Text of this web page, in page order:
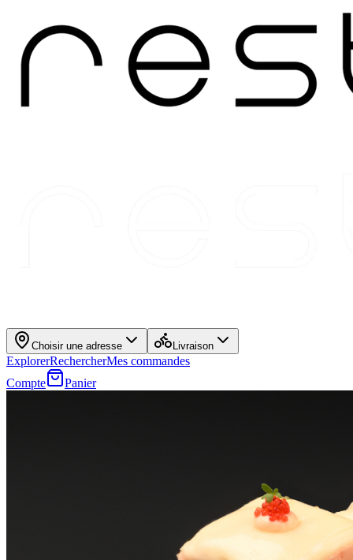
Choisir une adresse Livraison
ExplorerRechercherMes commandes
Compte
Panier